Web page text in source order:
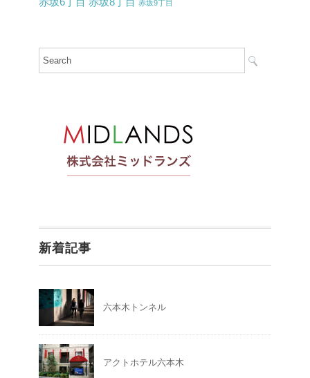
赤坂6丁目 赤坂8丁目 赤坂9丁目
新着記事
六本木トンネル
アクトホテル六本木